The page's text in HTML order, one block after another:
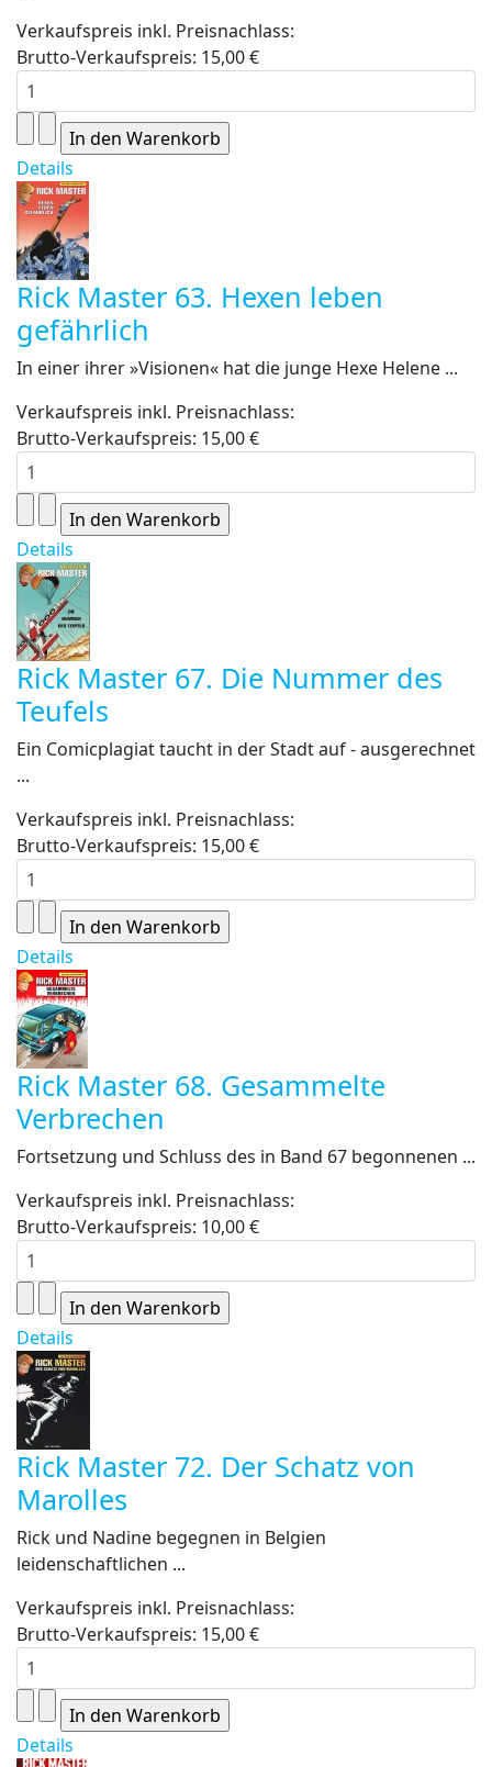
Verkaufspreis inkl. Preisnachlass:
Brutto-Verkaufspreis: 15,00 €
Details
Rick Master 63. Hexen leben
gefährlich
In einer ihrer »Visionen« hat die junge Hexe Helene ...
Verkaufspreis inkl. Preisnachlass:
Brutto-Verkaufspreis: 15,00 €
Details
Rick Master 67. Die Nummer des
Teufels
Ein Comicplagiat taucht in der Stadt auf - ausgerechnet
...
Verkaufspreis inkl. Preisnachlass:
Brutto-Verkaufspreis: 15,00 €
Details
Rick Master 68. Gesammelte
Verbrechen
Fortsetzung und Schluss des in Band 67 begonnenen ...
Verkaufspreis inkl. Preisnachlass:
Brutto-Verkaufspreis: 10,00 €
Details
Rick Master 72. Der Schatz von
Marolles
Rick und Nadine begegnen in Belgien
leidenschaftlichen ...
Verkaufspreis inkl. Preisnachlass:
Brutto-Verkaufspreis: 15,00 €
Details